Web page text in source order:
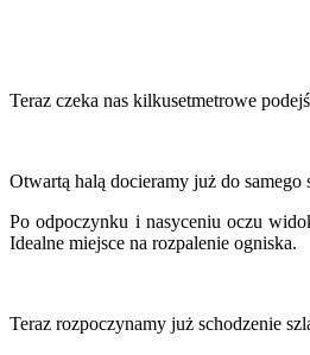
Teraz czeka nas kilkusetmetrowe
Otwartą halą docieramy już do samego
Po odpoczynku i nasyceniu oczu
Idealne miejsce na rozpalenie ogniska.
Teraz rozpoczynamy już schodzenie